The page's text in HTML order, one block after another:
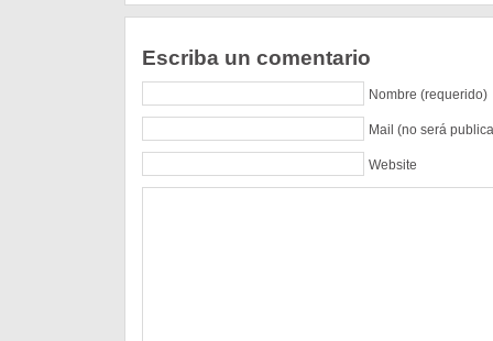
Escriba un comentario
Nombre (requerido)
Mail (no será
Website